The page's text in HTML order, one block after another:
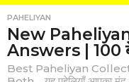
PAHELIYAN
New
Answers | 100
Best Paheliyan